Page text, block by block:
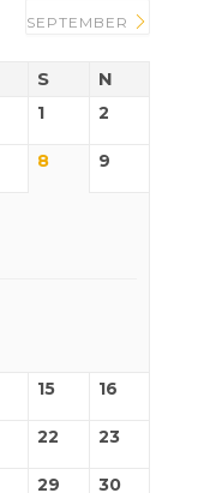
SEPTEMBER
S N
1 2
8 9
15 16
22 23
29 30